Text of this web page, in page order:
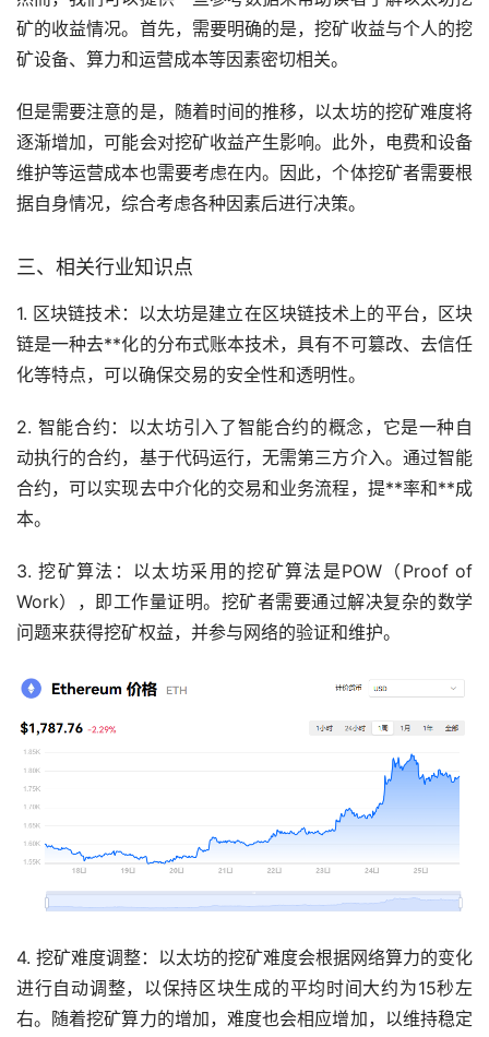
矿的收益情况。首先，需要明确的是，挖矿收益与个人的挖
矿设备、算力和运营成本等因素密切相关。
但是需要注意的是，随着时间的推移，以太坊的挖矿难度将
逐渐增加，可能会对挖矿收益产生影响。此外，电费和设备
维护等运营成本也需要考虑在内。因此，个体挖矿者需要根
据自身情况，综合考虑各种因素后进行决策。
三、相关行业知识点
1. 区块链技术：以太坊是建立在区块链技术上的平台，区块
链是一种去**化的分布式账本技术，具有不可篡改、去信任
化等特点，可以确保交易的安全性和透明性。
2. 智能合约：以太坊引入了智能合约的概念，它是一种自
动执行的合约，基于代码运行，无需第三方介入。通过智能
合约，可以实现去中介化的交易和业务流程，提**率和**成
本。
3. 挖矿算法：以太坊采用的挖矿算法是POW（Proof of
Work），即工作量证明。挖矿者需要通过解决复杂的数学
问题来获得挖矿权益，并参与网络的验证和维护。
4. 挖矿难度调整：以太坊的挖矿难度会根据网络算力的变化
进行自动调整，以保持区块生成的平均时间大约为15秒左
右。随着挖矿算力的增加，难度也会相应增加，以维持稳定